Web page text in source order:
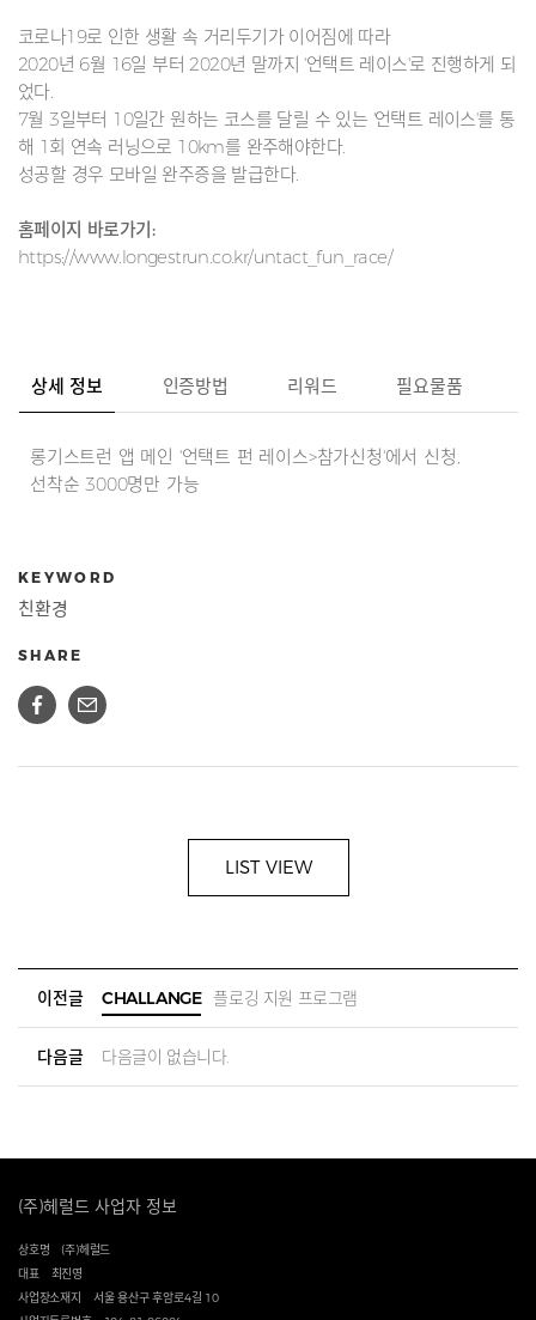
코로나19로 인한 생활 속 거리두기가 이어짐에 따라
2020년 6월 16일 부터 2020년 말까지 '언택트 레이스'로 진행하게 되
었다.
7월 3일부터 10일간 원하는 코스를 달릴 수 있는 '언택트 레이스'를 통
해 1회 연속 러닝으로 10km를 완주해야한다.
성공할 경우 모바일 완주증을 발급한다.
홈페이지 바로가기:
https://www.longestrun.co.kr/untact_fun_race/
상세 정보 인증방법 리워드 필요물품
롱기스트런 앱 메인 '언택트 펀 레이스>참가신청'에서 신청,
선착순 3000명만 가능
KEYWORD
친환경
SHARE
LIST VIEW
이전글 CHALLANGE 플로깅 지원 프로그램
다음글 다음글이 없습니다.
(주)헤럴드 사업자 정보
상호명
(주)헤럴드
대표
최진영
사업장소재지
서울 용산구 후암로4길 10